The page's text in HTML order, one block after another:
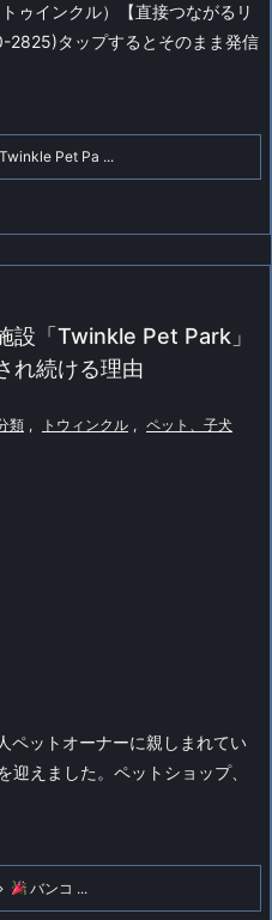
ゥインクル）
【直接つながるリ
2825)タップするとそのまま発信
Pet Pa ...
設「Twinkle Pet Park」
れ続ける理由
類 , トウィンクル , ペット、子犬
ペットオーナーに親しまれてい
えました。ペットショップ、
バンコ ...